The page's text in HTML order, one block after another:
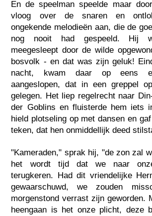
En de speelman speelde maar
vloog over de snaren en
ongekende melodieën aan, die de
nog nooit had gespeeld. Hij
meegesleept door de wilde
bosvolk - en dat was zijn geluk!
nacht, kwam daar op eens
aangeslopen, dat in een greppel
gelegen. Het liep regelrecht naar
der Goblins en fluisterde hem iets
hield plotseling op met dansen en
teken, dat hen onmiddellijk deed
"Kameraden," sprak hij, "de zon zal
het wordt tijd dat we naar
terugkeren. Had dit vriendelijke
gewaarschuwd, we zouden
morgenstond verrast zijn geworden.
heengaan is het onze plicht, deze